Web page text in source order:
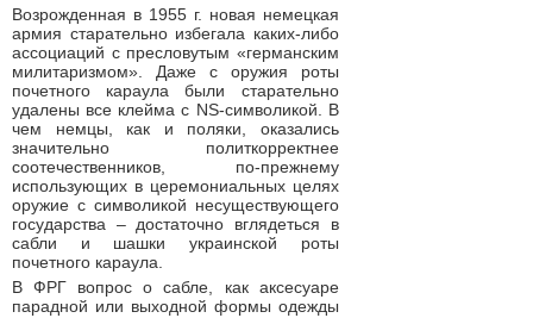
Возрожденная в 1955 г. новая немецкая
армия старательно избегала каких-либо
ассоциаций с пресловутым «германским
милитаризмом». Даже с оружия роты
почетного караула были старательно
удалены все клейма с NS-символикой. В
чем немцы, как и поляки, оказались
значительно политкорректнее
соотечественников, по-прежнему
использующих в церемониальных целях
оружие с символикой несуществующего
государства – достаточно вглядеться в
сабли и шашки украинской роты
почетного караула.
В ФРГ вопрос о сабле, как аксесуаре
парадной или выходной формы одежды